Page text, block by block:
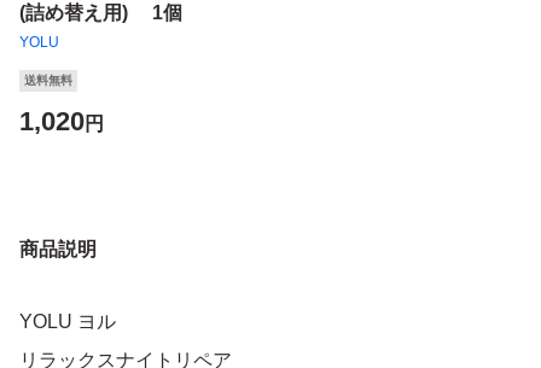
(詰め替え用) 1個
YOLU
送料無料
1,020円
商品説明
YOLU ヨル
リラックスナイトリペア